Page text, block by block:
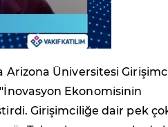
Üniversitesi
Ekonomisinin
Girişimciliğe dair pek